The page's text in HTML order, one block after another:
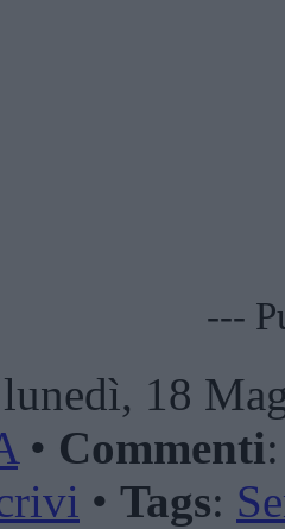
---
18
• Commenti
• Tags: